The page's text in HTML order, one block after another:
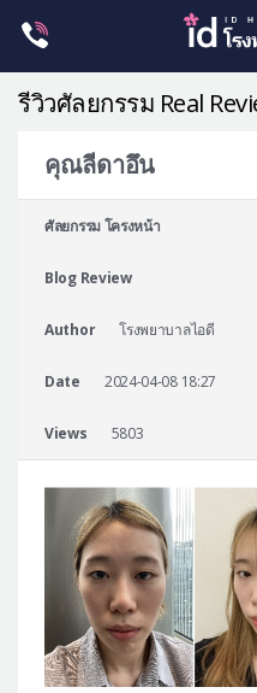
ศัลยกรรม โครงหน้า
ศัลยกรรมผู้ชาย
แผนกผิวหนัง
แผนกศัลยกรรมจุดซ่อนเร้น
เครื่องสำอาง
รีวิวศัลยกรรม Real
คุณลีดาอึน
ศัลยกรรม โครงหน้า
Blog Review
Author โรงพยาบาลไอดี
Date 2024-04-08 18:27
Views 5803